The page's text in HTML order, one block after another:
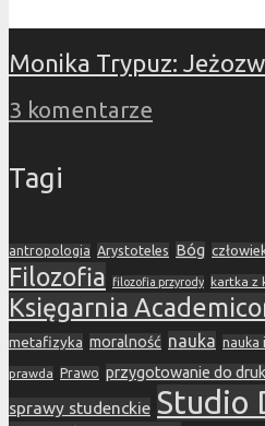
Monika Trypuz:
3 komentarze
Tagi
antropologia Arystoteles Bóg
Filozofia filozofia przyrody kartka z
Księgarnia
metafizyka moralność nauka nauka
prawda Prawo przygotowanie do
sprawy studenckie Studio